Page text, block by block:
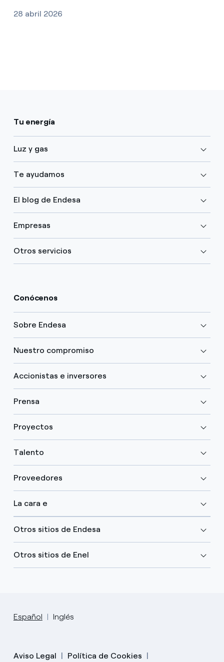
28 abril 2026
Tu energía
Luz y gas
Te ayudamos
El blog de Endesa
Empresas
Otros servicios
Conócenos
Sobre Endesa
Nuestro compromiso
Accionistas e inversores
Prensa
Proyectos
Talento
Proveedores
La cara e
Otros sitios de Endesa
Otros sitios de Enel
Español Inglés
Aviso Legal Política de Cookies